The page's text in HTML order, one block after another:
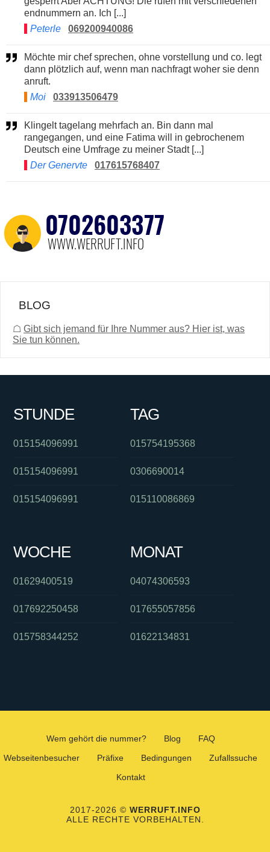
endnummern an. Ich [...]
Peterle
069200940086
Möchte mir chef sprechen, ohne vorstellung und co. legt
dann plötzlich auf, wenn man nachfragt woher sie denn
anruft.
Moi
033913506479
Klingelt tagelang mehrfach an. Bin dann mal
rangegangen, und eine Fatima will in gebrochenem
Deutsch eine Umfrage zu meiner Stadt [...]
Der Genervte
017615768407
BLOG
☖ Gibt sich jemand für Ihre Nummer aus? Hier ist, was
Sie tun können.
STUNDE
015154096991
015154096991
015154096991
TAG
015754195368
0306690014
015110086869
WOCHE
01629400519
017692250458
015758344252
MONAT
04074306593
017655057856
01622134831
Wem gehört die nummer? Blog
FAQ
Webseitenbesucher
Präfixe Bedingungen
Zufallssuche
Kontakt
2017-2026 © WERRUFT.INFO
ALLE RECHTE VORBEHALTEN.